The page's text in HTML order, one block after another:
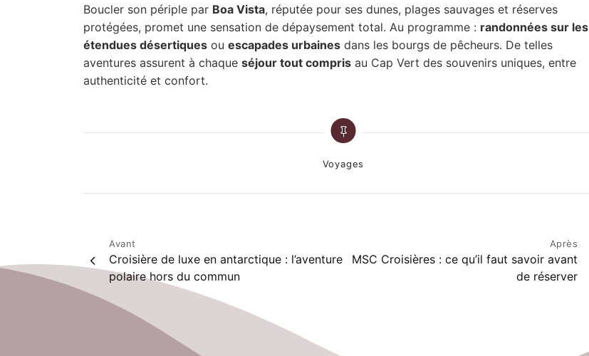
Boucler son périple par Boa Vista, réputée pour ses dunes, plages sauvages et réserves
protégées, promet une sensation de dépaysement total. Au programme : randonnées sur les
étendues désertiques ou escapades urbaines dans les bourgs de pêcheurs. De telles
aventures assurent à chaque séjour tout compris au Cap Vert des souvenirs uniques, entre
authenticité et confort.
Categories
Voyages
Navigation
de
l’article
Avant
Croisière de luxe en antarctique : l’aventure
polaire hors du commun
Après
MSC Croisières : ce qu’il faut savoir avant
de réserver